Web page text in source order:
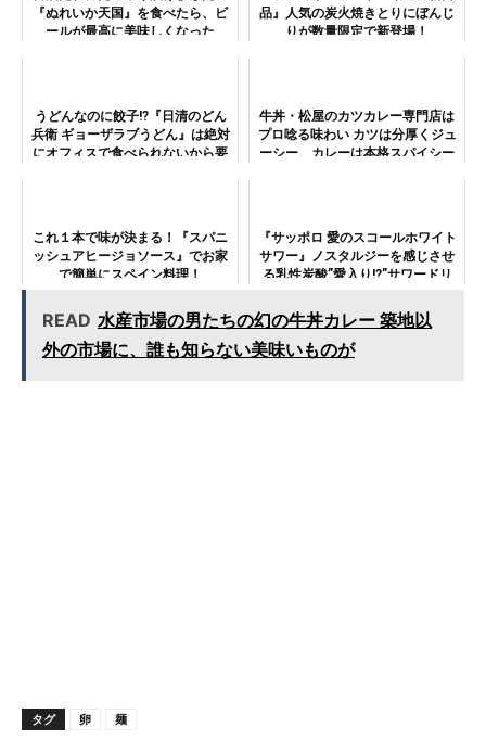
『ぬれいか天国』を食べたら、ビ
ールが最高に美味しくなった
品』人気の炭火焼きとりにぼんじ
りが数量限定で新登場！
うどんなのに餃子!?『日清のどん
兵衛 ギョーザラブうどん』は絶対
にオフィスで食べられないから要
牛丼・松屋のカツカレー専門店は
プロ唸る味わい カツは分厚くジュ
ーシー、カレーは本格スパイシー
これ１本で味が決まる！『スパニ
ッシュアヒージョソース』でお家
で簡単にスペイン料理！
『サッポロ 愛のスコールホワイト
サワー』ノスタルジーを感じさせ
る乳性炭酸”愛入り!?”サワードリ
READ 水産市場の男たちの幻の牛丼カレー 築地以
外の市場に、誰も知らない美味いものが
タグ 卵 麺